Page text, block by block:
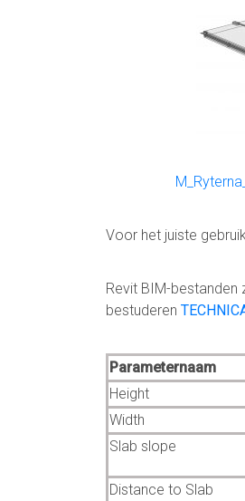
Voor het juiste
Revit BIM-
bestuderen
Parameternaam
Height
Width
Slab slope
Distance to Slab